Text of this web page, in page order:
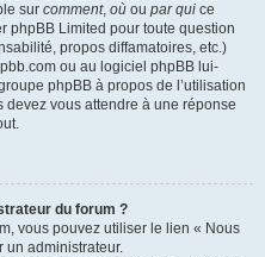
sur comment, où ou par qui ce
phpBB Limited pour toute question
propos diffamatoires, etc.)
ou au logiciel phpBB lui-
phpBB à propos de l’utilisation
devez vous attendre à une réponse
du forum ?
vous pouvez utiliser le lien « Nous
un administrateur.